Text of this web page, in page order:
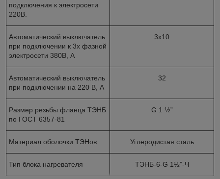
подключения к электросети
220В.
Автоматический выключатель
при подключении к 3х фазной
электросети 380В, А
3х10
Автоматический выключатель
при подключении на 220 В, А
32
Размер резьбы фланца ТЭНБ
по ГОСТ 6357-81
G 1 ½”
Материал оболочки ТЭНов Углеродистая сталь
Тип блока нагревателя ТЭНБ-6-G 1½”-Ч